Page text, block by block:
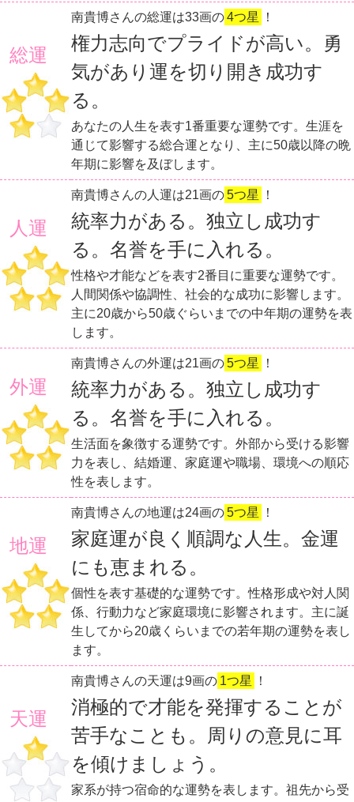
総運
南貴博さんの総運は33画の4つ星 ！
権力志向でプライドが高い。勇
気があり運を切り開き成功す
る。
あなたの人生を表す1番重要な運勢です。生涯を
通じて影響する総合運となり、主に50歳以降の晩
年期に影響を及ぼします。
人運
南貴博さんの人運は21画の5つ星 ！
統率力がある。独立し成功す
る。名誉を手に入れる。
性格や才能などを表す2番目に重要な運勢です。
人間関係や協調性、社会的な成功に影響します。
主に20歳から50歳ぐらいまでの中年期の運勢を表
します。
外運
南貴博さんの外運は21画の5つ星 ！
統率力がある。独立し成功す
る。名誉を手に入れる。
生活面を象徴する運勢です。外部から受ける影響
力を表し、結婚運、家庭運や職場、環境への順応
性を表します。
地運
南貴博さんの地運は24画の5つ星 ！
家庭運が良く順調な人生。金運
にも恵まれる。
個性を表す基礎的な運勢です。性格形成や対人関
係、行動力など家庭環境に影響されます。主に誕
生してから20歳くらいまでの若年期の運勢を表し
ます。
天運
南貴博さんの天運は9画の 1つ星 ！
消極的で才能を発揮することが
苦手なことも。周りの意見に耳
を傾けましょう。
家系が持つ宿命的な運勢を表します。祖先から受